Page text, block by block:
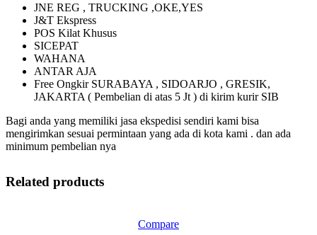
JNE REG , TRUCKING ,OKE,YES
J&T Ekspress
POS Kilat Khusus
SICEPAT
WAHANA
ANTAR AJA
Free Ongkir SURABAYA , SIDOARJO , GRESIK,
JAKARTA ( Pembelian di atas 5 Jt ) di kirim kurir SIB
Bagi anda yang memiliki jasa ekspedisi sendiri kami bisa
mengirimkan sesuai permintaan yang ada di kota kami . dan ada
minimum pembelian nya
Related products
Compare